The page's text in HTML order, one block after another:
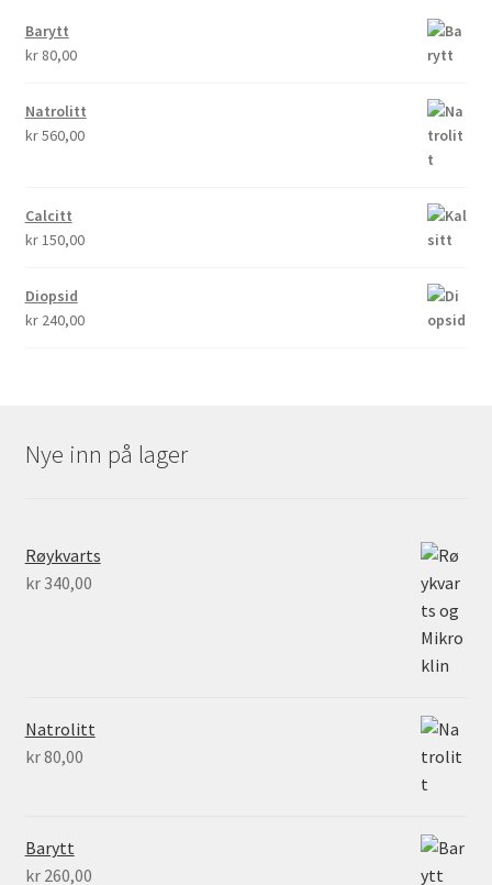
Barytt
kr80,00
Natrolitt
kr560,00
Calcitt
kr150,00
Diopsid
kr240,00
Nye inn på lager
Røykvarts
kr340,00
Natrolitt
kr80,00
Barytt
kr260,00